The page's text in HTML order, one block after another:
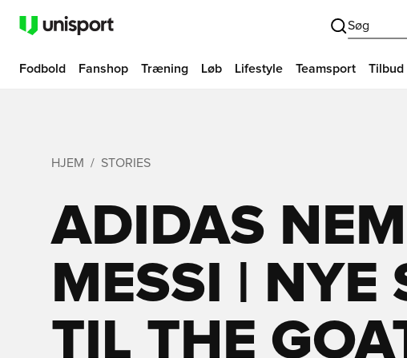
Søg
Fodbold Fanshop Træning Løb Lifestyle Teamsport Tilbud
HJEM STORIES
ADIDAS
MESSI | NYE
TIL THE